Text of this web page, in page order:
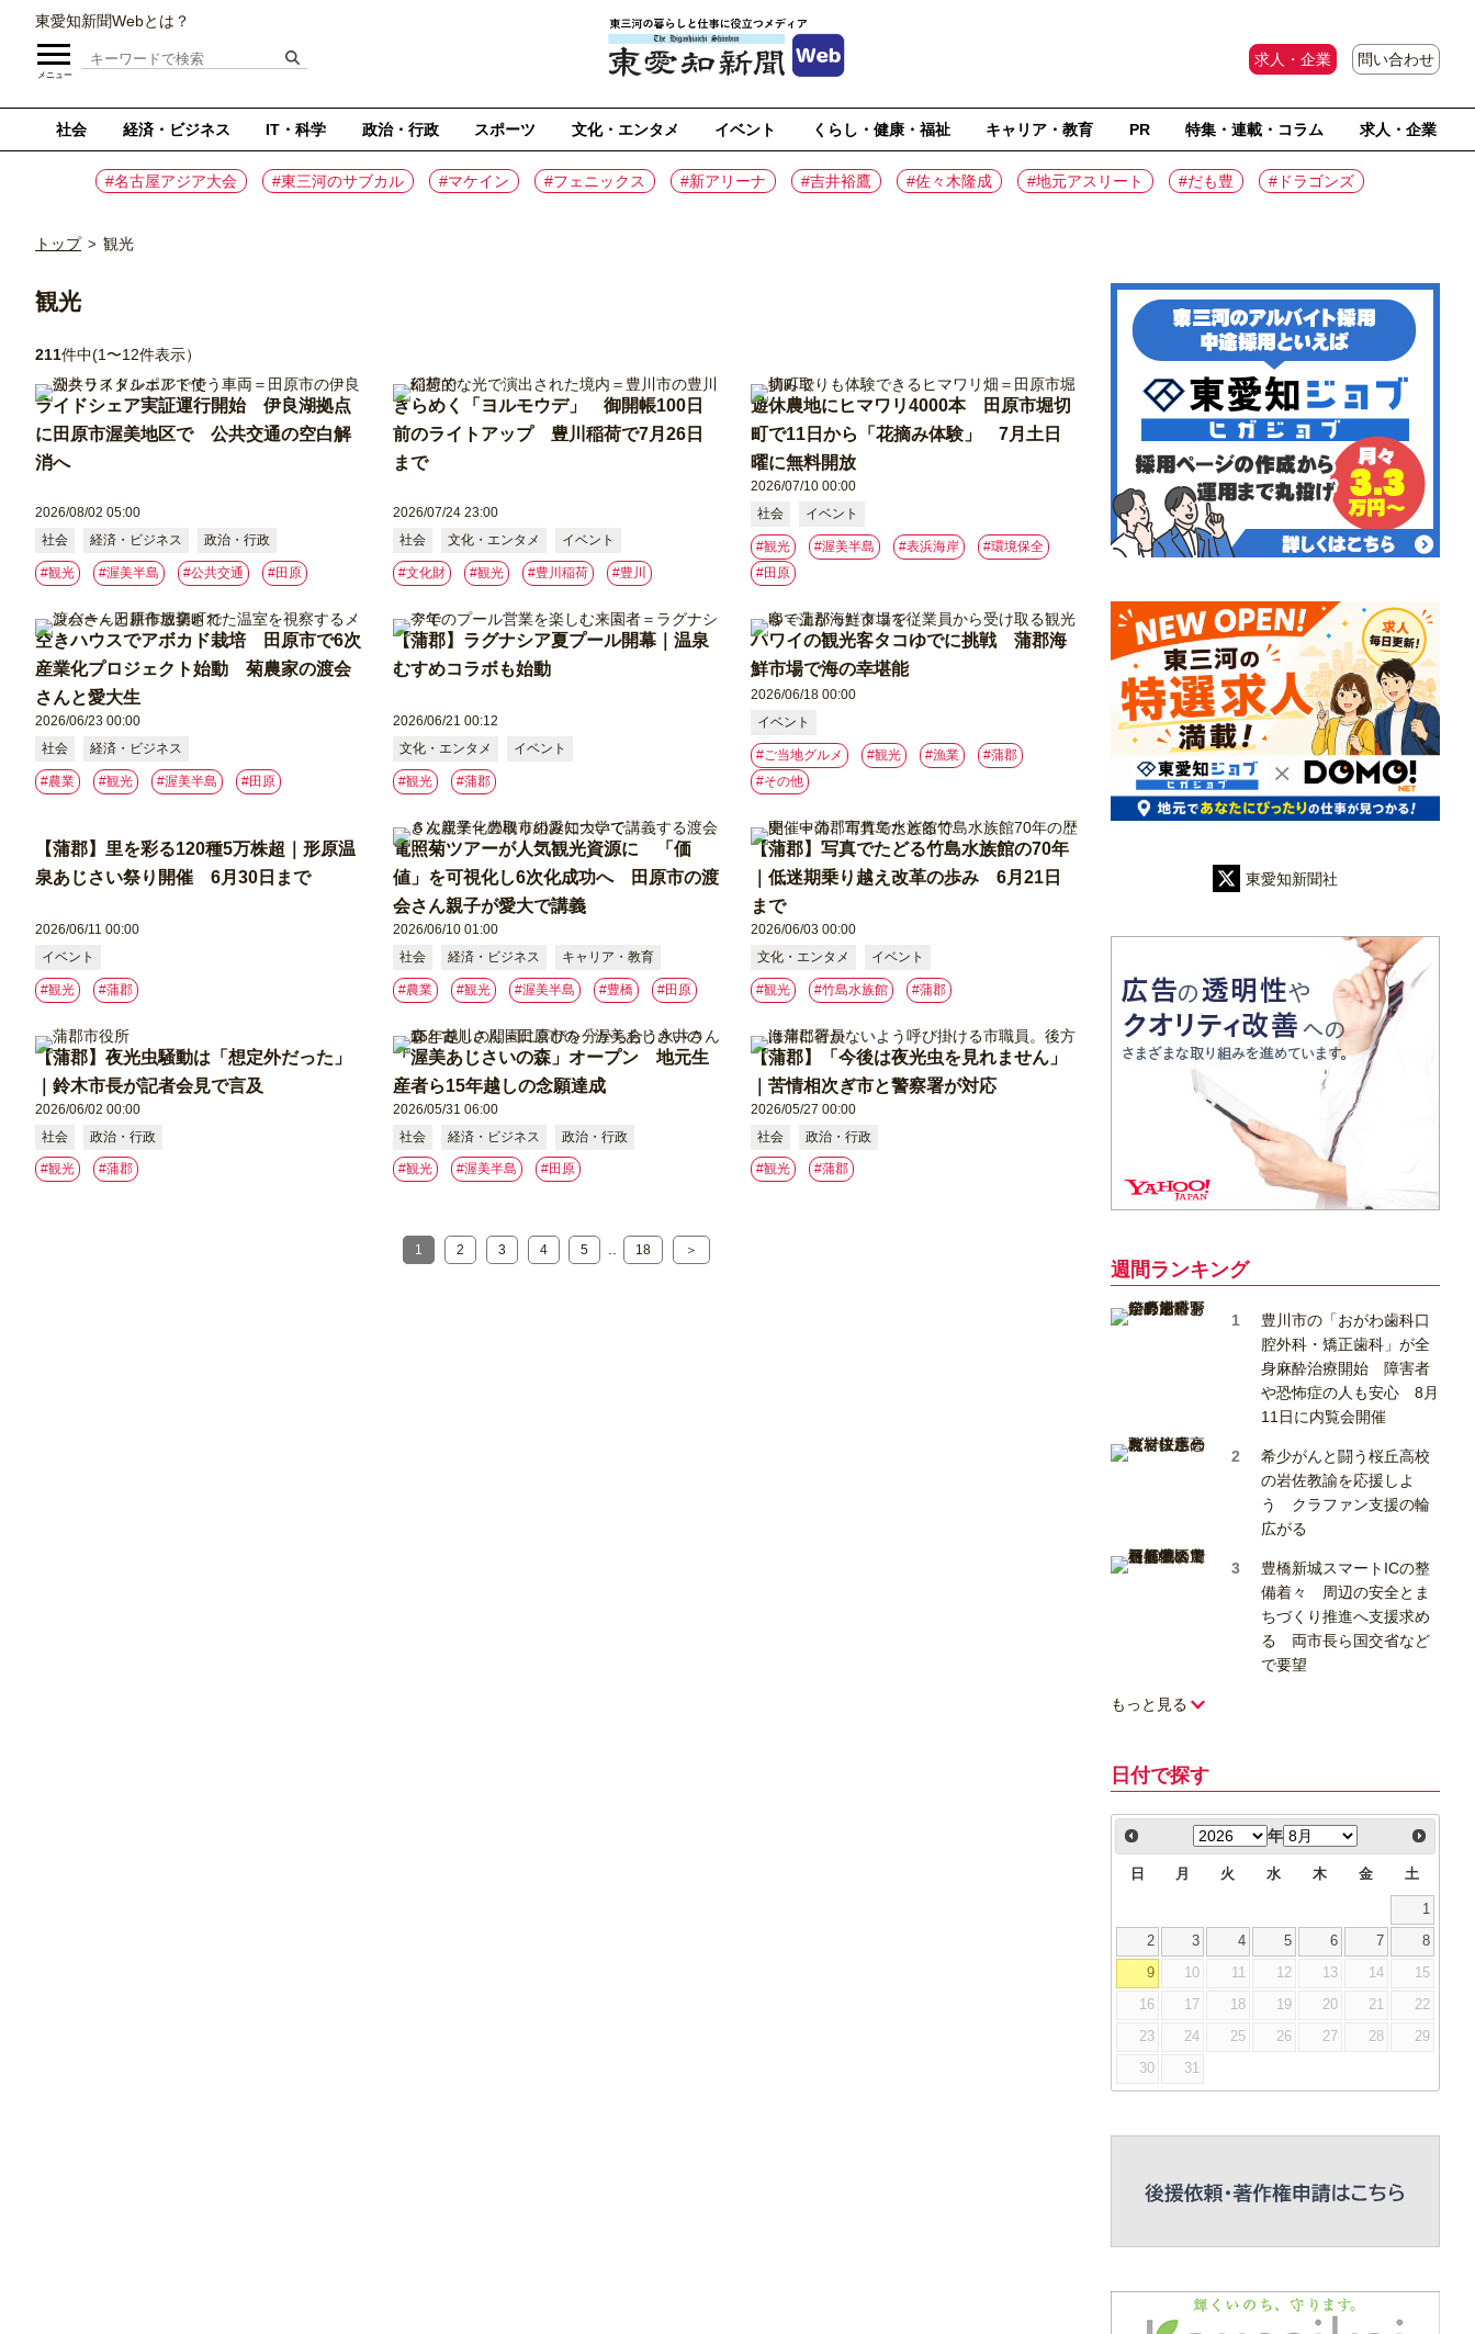
東愛知新聞Webとは？
求人・企業 問い合わせ
社会 経済・ビジネス IT・科学 政治・行政 スポーツ 文化・エンタメ イベント くらし・健康・福祉 キャリア・教育 PR 特集・連載・コラム 求人・企業
#名古屋アジア大会 #東三河のサブカル #マケイン #フェニックス #新アリーナ #吉井裕鷹 #佐々木隆成 #地元アスリート #だも豊 #ドラゴンズ
メニュー
トップ > 観光
観光
211件中(1〜12件表示）
ライドシェア実証運行開始 伊良湖拠点
に田原市渥美地区で 公共交通の空白解
消へ
2026/08/02 05:00
社会
経済・ビジネス 政治・行政
#観光 #渥美半島 #公共交通 #⽥原
きらめく「ヨルモウデ」 御開帳100日
前のライトアップ 豊川稲荷で7月26日
まで
2026/07/24 23:00
社会
文化・エンタメ イベント
#文化財 #観光 #豊川稲荷 #豊川
遊休農地にヒマワリ4000本 田原市堀切
町で11日から「花摘み体験」 7月土日
曜に無料開放
2026/07/10 00:00
社会
イベント
#観光 #渥美半島 #表浜海岸
#環境保全
#⽥原
空きハウスでアボカド栽培 田原市で6次
産業化プロジェクト始動 菊農家の渡会
さんと愛大生
2026/06/23 00:00
社会
経済・ビジネス
#農業 #観光 #渥美半島 #⽥原
【蒲郡】ラグナシア夏プール開幕｜温泉
むすめコラボも始動
2026/06/21 00:12
文化・エンタメ
イベント
#観光 #蒲郡
ハワイの観光客タコゆでに挑戦 蒲郡海
鮮市場で海の幸堪能
2026/06/18 00:00
イベント
#ご当地グルメ #観光 #漁業
#蒲郡
#その他
【蒲郡】里を彩る120種5万株超｜形原温
泉あじさい祭り開催 6月30日まで
2026/06/11 00:00
イベント
#観光 #蒲郡
電照菊ツアーが人気観光資源に 「価
値」を可視化し6次化成功へ 田原市の渡
会さん親子が愛大で講義
2026/06/10 01:00
社会
経済・ビジネス キャリア・教育
#農業 #観光 #渥美半島 #豊橋 #⽥原
【蒲郡】写真でたどる竹島水族館の70年
｜低迷期乗り越え改革の歩み 6月21日
まで
2026/06/03 00:00
文化・エンタメ
イベント
#観光 #竹島水族館 #蒲郡
【蒲郡】夜光虫騒動は「想定外だった」
｜鈴木市長が記者会見で言及
2026/06/02 00:00
社会
政治・行政
#観光 #蒲郡
「渥美あじさいの森」オープン 地元生
産者ら15年越しの念願達成
2026/05/31 06:00
社会
経済・ビジネス 政治・行政
#観光 #渥美半島 #⽥原
【蒲郡】「今後は夜光虫を見れません」
｜苦情相次ぎ市と警察署が対応
2026/05/27 00:00
社会
政治・行政
#観光 #蒲郡
1 2 3 4 5 .. 18 ＞
東愛知新聞社
週間ランキング
豊川市の「おがわ歯科口
腔外科・矯正歯科」が全
身麻酔治療開始 障害者
や恐怖症の人も安心 8月
11日に内覧会開催
希少がんと闘う桜丘高校
の岩佐教諭を応援しよ
う クラファン支援の輪
広がる
豊橋新城スマートICの整
備着々 周辺の安全とま
ちづくり推進へ支援求め
る 両市長ら国交省など
で要望
もっと見る
日付で探す
年
日 月 火 水 木 金 土
1
2 3 4 5 6 7 8
9 10 11 12 13 14 15
16 17 18 19 20 21 22
23 24 25 26 27 28 29
30 31